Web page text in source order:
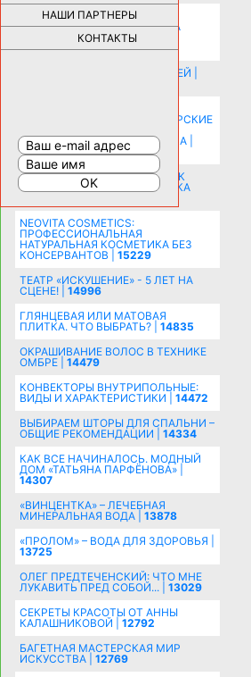
НАШИ ПАРТНЕРЫ
КОНТАКТЫ
НОВЫЕ РАЗРАБОТКИ ДЛЯ
ОЗДОРОВЛЕНИЯ ОРГАНИЗМА
ПЛАТФОРМА ШУМАННА 3Д И
КАПСУЛА ЗДОРОВЬЯ |28288
ИСТОРИЯ НАКЛАДНЫХ НОГТЕЙ |
КОМНАТУ: ХИТРЫЕ ДИЗАЙНЕРСКИЕ
РАСШИРЕНИЯ ПРОСТРАНСТВА |
16197
СОБИРАЕМСЯ НА ПРАЗДНИК К
МОЛОДОЖЕНАМ: ПОДГОТОВКА
NEOVITA COSMETICS:
ПРОФЕССИОНАЛЬНАЯ
НАТУРАЛЬНАЯ КОСМЕТИКА БЕЗ
КОНСЕРВАНТОВ | 15229
ТЕАТР «ИСКУШЕНИЕ» - 5 ЛЕТ НА
СЦЕНЕ! | 14996
ГЛЯНЦЕВАЯ ИЛИ МАТОВАЯ
ПЛИТКА. ЧТО ВЫБРАТЬ? | 14835
ОКРАШИВАНИЕ ВОЛОС В ТЕХНИКЕ
ОМБРЕ | 14479
КОНВЕКТОРЫ ВНУТРИПОЛЬНЫЕ:
ВИДЫ И ХАРАКТЕРИСТИКИ | 14472
ВЫБИРАЕМ ШТОРЫ ДЛЯ СПАЛЬНИ –
ОБЩИЕ РЕКОМЕНДАЦИИ | 14334
КАК ВСЕ НАЧИНАЛОСЬ. МОДНЫЙ
ДОМ «ТАТЬЯНА ПАРФЁНОВА» |
14307
«ВИНЦЕНТКА» – ЛЕЧЕБНАЯ
МИНЕРАЛЬНАЯ ВОДА | 13878
«ПРОЛОМ» – ВОДА ДЛЯ ЗДОРОВЬЯ |
13725
ОЛЕГ ПРЕДТЕЧЕНСКИЙ: ЧТО МНЕ
ЛУКАВИТЬ ПРЕД СОБОЙ... | 13029
СЕКРЕТЫ КРАСОТЫ ОТ АННЫ
КАЛАШНИКОВОЙ | 12792
БАГЕТНАЯ МАСТЕРСКАЯ МИР
ИСКУССТВА | 12769